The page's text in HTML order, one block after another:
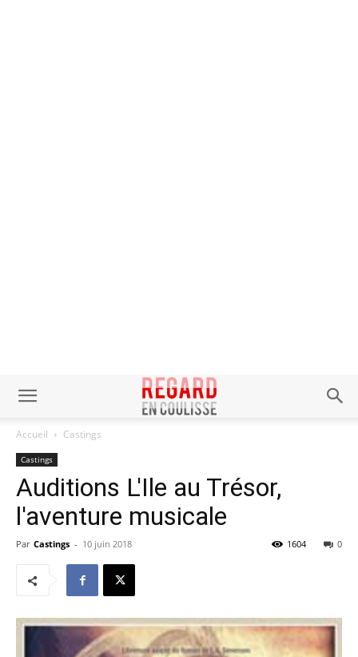
Accueil Castings
Castings
Auditions L'Ile au Trésor,
l'aventure musicale
Par Castings - 10 juin 2018 0
1604